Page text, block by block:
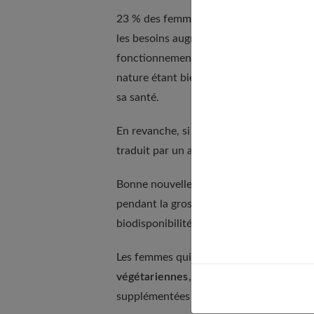
23 % des femmes en âge d'avoir des
les besoins augmentent. Le fer,
fonctionnement des globules rouges et
nature étant bien faite, elle le sert en
sa santé.
En revanche, si la future maman n'a pas
traduit par un affaiblissement général,
Bonne nouvelle, dès que les apports
pendant la grossesse, le fer, dont les
biodisponibilité.
Les femmes qui présentent un risque
végétariennes, ou encore celles qui ont
supplémentées dès le premier trimestre.